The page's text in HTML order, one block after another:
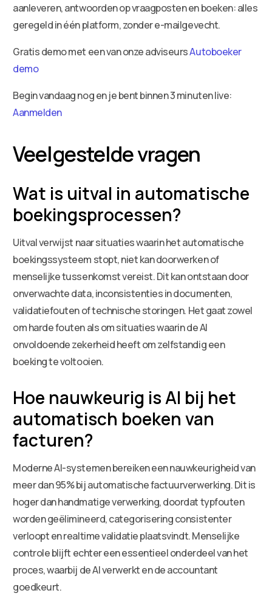
aanleveren, antwoorden op vraagposten en boeken: alles
geregeld in één platform, zonder e-mailgevecht.
Gratis demo met een van onze adviseursAutoboeker
demo
Begin vandaag nog en je bent binnen 3 minuten live:
Aanmelden
Veelgestelde vragen
Wat is uitval in automatische
boekingsprocessen?
Uitval verwijst naar situaties waarin het automatische
boekingssysteem stopt, niet kan doorwerken of
menselijke tussenkomst vereist. Dit kan ontstaan door
onverwachte data, inconsistenties in documenten,
validatiefouten of technische storingen. Het gaat zowel
om harde fouten als om situaties waarin de AI
onvoldoende zekerheid heeft om zelfstandig een
boeking te voltooien.
Hoe nauwkeurig is AI bij het
automatisch boeken van
facturen?
Moderne AI-systemen bereiken een nauwkeurigheid van
meer dan 95% bij automatische factuurverwerking. Dit is
hoger dan handmatige verwerking, doordat typfouten
worden geëlimineerd, categorisering consistenter
verloopt en realtime validatie plaatsvindt. Menselijke
controle blijft echter een essentieel onderdeel van het
proces, waarbij de AI verwerkt en de accountant
goedkeurt.